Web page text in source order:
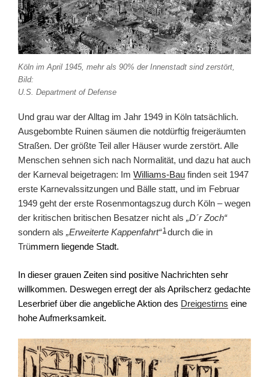
Köln im April 1945, mehr als 90% der Innenstadt sind zerstört,
Bild:
U.S. Department of Defense
Und grau war der Alltag im Jahr 1949 in Köln tatsächlich.
Ausgebombte Ruinen säumen die notdürftig freigeräumten
Straßen. Der größte Teil aller Häuser wurde zerstört. Alle
Menschen sehnen sich nach Normalität, und dazu hat auch
der Karneval beigetragen: Im Williams-Bau finden seit 1947
erste Karnevalssitzungen und Bälle statt, und im Februar
1949 geht der erste Rosenmontagszug durch Köln – wegen
der kritischen britischen Besatzer nicht als „D´r Zoch“
sondern als „Erweiterte Kappenfahrt“ 1 durch die in
Trümmern liegende Stadt.
In dieser grauen Zeiten sind positive Nachrichten sehr
willkommen. Deswegen erregt der als Aprilscherz gedachte
Leserbrief über die angebliche Aktion des Dreigestirns eine
hohe Aufmerksamkeit.